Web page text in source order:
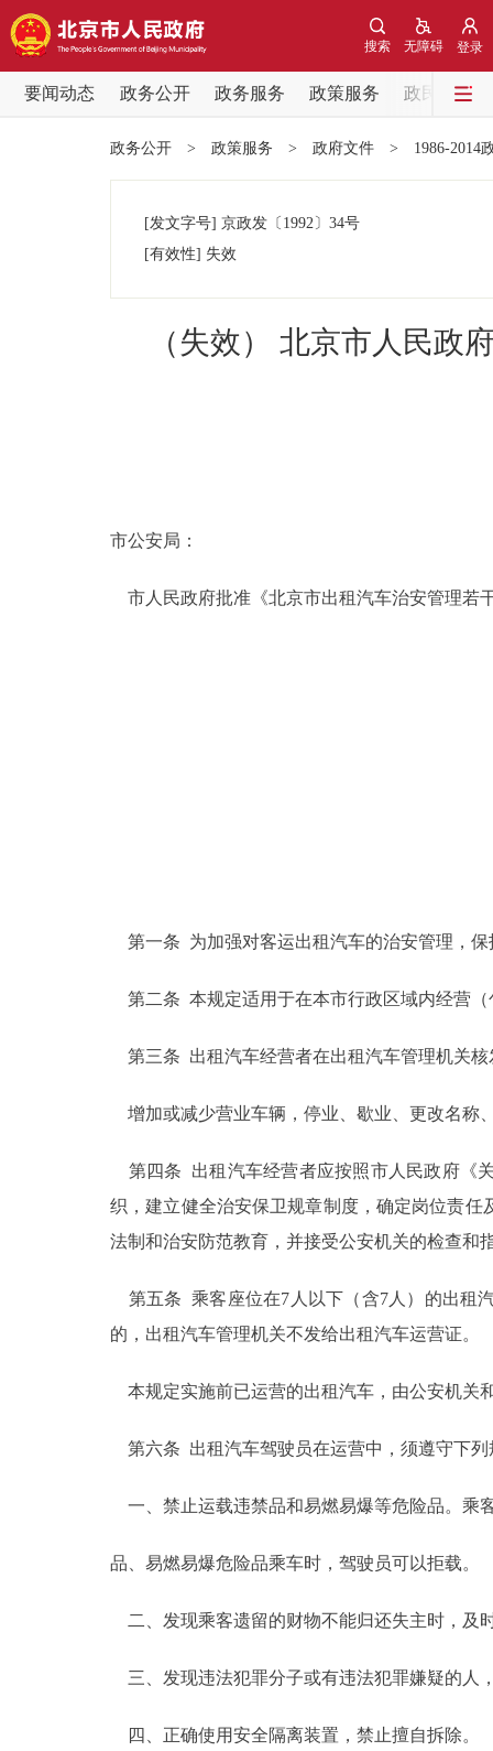
登录
无障碍
搜索
要闻动态 政务公开 政务服务 政策服务
政民互动
党中央精神
政务服务
多语种
DEUTSCH
ESPAÑOL
ITALIANO
政务公开 > 政策服务 > 政府文件 > 1986-2014
[发文字号] 京政发 〔1992〕 34号
[有效性] 失效
（失效） 北京市人民政
市公安局：
市人民政府批准《北京市出租汽车治安管理若
第一条 为加强对客运出租汽车的治安管理，保
第二条 本规定适用于在本市行政区域内经营（
第三条 出租汽车经营者在出租汽车管理机关核
增加或减少营业车辆，停业、歇业、更改名称
第四条 出租汽车经营者应按照市人民政府《
织，建立健全治安保卫规章制度，确定岗位责
法制和治安防范教育，并接受公安机关的检查和
第五条 乘客座位在7人以下（含7人）的出租
的，出租汽车管理机关不发给出租汽车运营证。
本规定实施前已运营的出租汽车，由公安机关
第六条 出租汽车驾驶员在运营中，须遵守下列
一、禁止运载违禁品和易燃易爆等危险品。乘
品、易燃易爆危险品乘车时，驾驶员可以拒载。
二、发现乘客遗留的财物不能归还失主时，及
三、发现违法犯罪分子或有违法犯罪嫌疑的人
四、正确使用安全隔离装置，禁止擅自拆除。